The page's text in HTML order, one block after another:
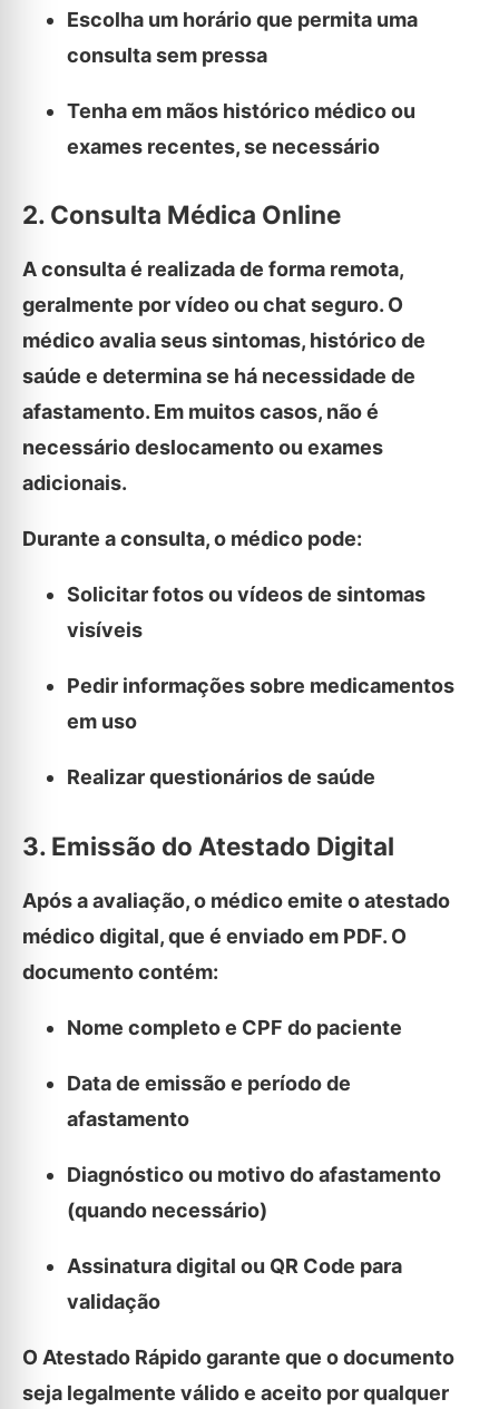
Escolha um horário que permita uma
consulta sem pressa
Tenha em mãos histórico médico ou
exames recentes, se necessário
2. Consulta Médica Online
A consulta é realizada de forma remota,
geralmente por vídeo ou chat seguro. O
médico avalia seus sintomas, histórico de
saúde e determina se há necessidade de
afastamento. Em muitos casos, não é
necessário deslocamento ou exames
adicionais.
Durante a consulta, o médico pode:
Solicitar fotos ou vídeos de sintomas
visíveis
Pedir informações sobre medicamentos
em uso
Realizar questionários de saúde
3. Emissão do Atestado Digital
Após a avaliação, o médico emite o atestado
médico digital, que é enviado em PDF. O
documento contém:
Nome completo e CPF do paciente
Data de emissão e período de
afastamento
Diagnóstico ou motivo do afastamento
(quando necessário)
Assinatura digital ou QR Code para
validação
O Atestado Rápido garante que o documento
seja legalmente válido e aceito por qualquer